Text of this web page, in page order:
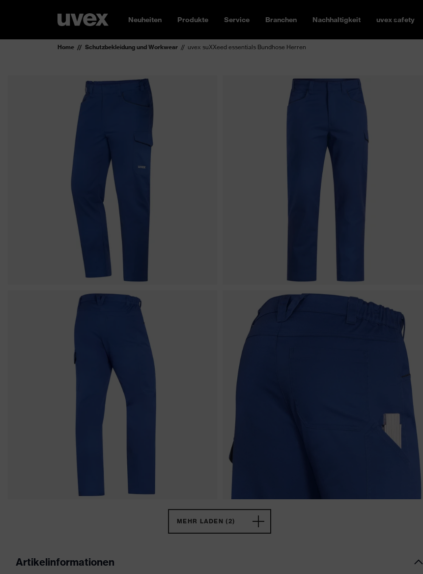
Neuheiten Produkte Service Branchen Nachhaltigkeit uvex safety
Home Schutzbekleidung und Workwear uvex suXXeed essentials Bundhose Herren
MEHR LADEN (2)
Artikelinformationen